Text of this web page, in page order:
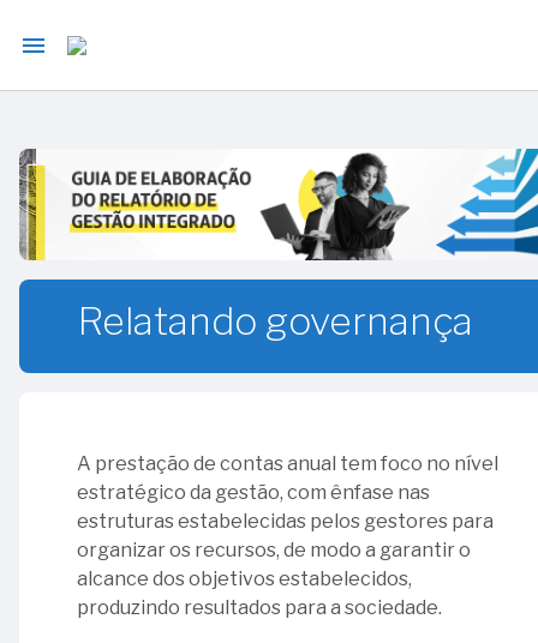
menu
article
atribuições
e prazos
para
elaboração
de contas
Princípios
Foco
estratégico
e
Relatando governança
A prestação de contas anual tem foco no nível
estratégico da gestão, com ênfase nas
estruturas estabelecidas pelos gestores para
organizar os recursos, de modo a garantir o
alcance dos objetivos estabelecidos,
produzindo resultados para a sociedade.